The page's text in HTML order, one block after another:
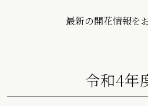
最新の開花情報を
令和4年